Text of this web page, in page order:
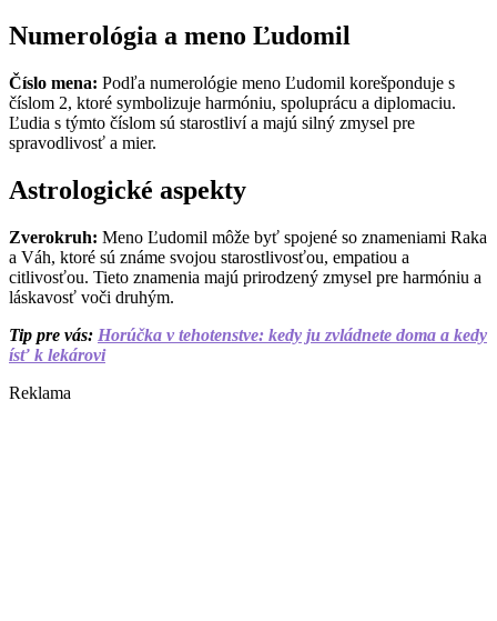
Numerológia a meno Ľudomil
Číslo mena: Podľa numerológie meno Ľudomil korešponduje s
číslom 2, ktoré symbolizuje harmóniu, spoluprácu a diplomaciu.
Ľudia s týmto číslom sú starostliví a majú silný zmysel pre
spravodlivosť a mier.
Astrologické aspekty
Zverokruh: Meno Ľudomil môže byť spojené so znameniami Raka
a Váh, ktoré sú známe svojou starostlivosťou, empatiou a
citlivosťou. Tieto znamenia majú prirodzený zmysel pre harmóniu a
láskavosť voči druhým.
Tip pre vás: Horúčka v tehotenstve: kedy ju zvládnete doma a kedy
ísť k lekárovi
Reklama